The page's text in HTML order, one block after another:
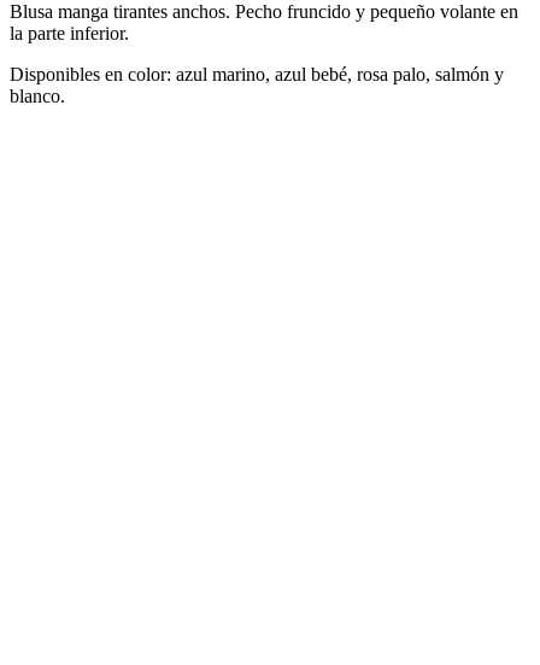
Blusa manga tirantes anchos. Pecho fruncido y pequeño volante en
la parte inferior.
Disponibles en color: azul marino, azul bebé, rosa palo, salmón y
blanco.